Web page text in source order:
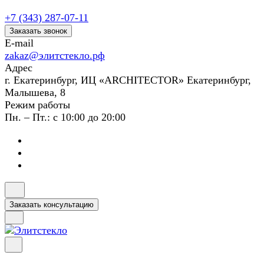
+7 (343) 287-07-11
Заказать звонок
E-mail
zakaz@элитстекло.рф
Адрес
г. Екатеринбург, ИЦ «ARCHITECTOR» Екатеринбург,
Малышева, 8
Режим работы
Пн. – Пт.: с 10:00 до 20:00
Заказать консультацию